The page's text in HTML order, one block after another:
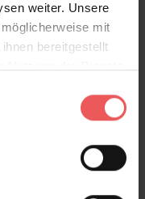
weiter. Unsere
mit
bereitgestellt